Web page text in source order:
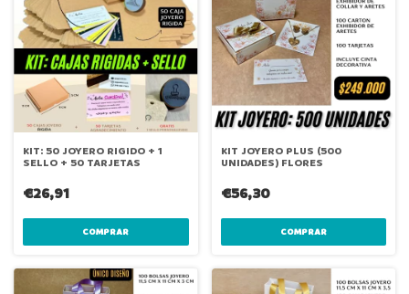
KIT: 50 JOYERO RIGIDO + 1
SELLO + 50 TARJETAS
€26,91
KIT JOYERO PLUS (500
UNIDADES) FLORES
€56,30